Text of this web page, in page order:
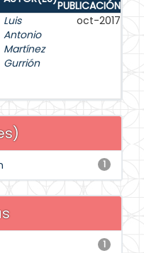
PUBLICACIÓN
Luis
Antonio
Martínez
Gurrión
oct-2017
1
1